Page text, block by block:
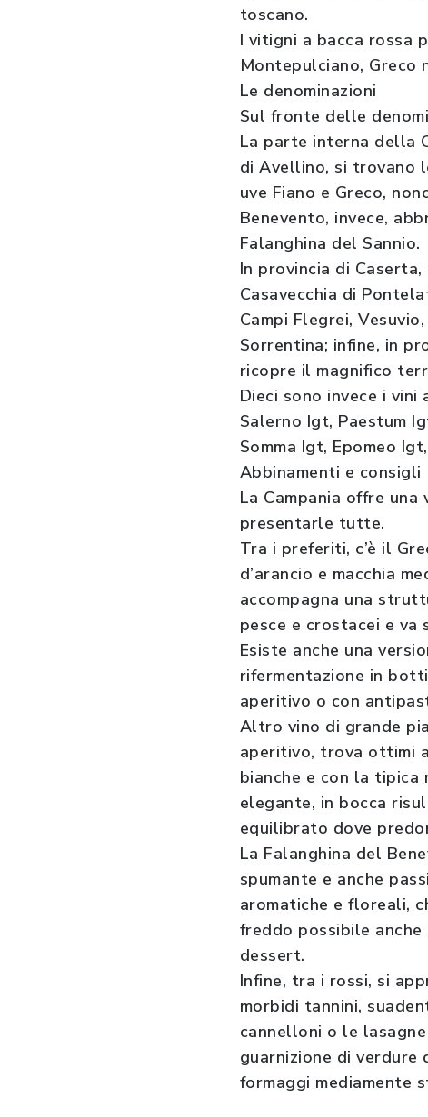
toscano.
I vitigni a bacca rossa
Montepulciano, Greco
Le denominazioni
Sul fronte delle
La parte interna della
di Avellino, si trovano
uve Fiano e Greco,
Benevento, invece,
Falanghina del Sannio.
In provincia di
Casavecchia di
Campi Flegrei,
Sorrentina; infine, in
ricopre il magnifico
Dieci sono invece i
Salerno Igt, Paestum
Somma Igt, Epomeo
Abbinamenti e consigli
La Campania offre
presentarle tutte.
Tra i preferiti, c’è il
d’arancio e macchia
accompagna una
pesce e crostacei e va
Esiste anche una
rifermentazione in
aperitivo o con
Altro vino di grande
aperitivo, trova ottimi
bianche e con la
elegante, in bocca
equilibrato dove
La Falanghina del
spumante e anche
aromatiche e floreali,
freddo possibile
dessert.
Infine, tra i rossi, si
morbidi tannini,
cannelloni o le
guarnizione di verdure
formaggi mediamente